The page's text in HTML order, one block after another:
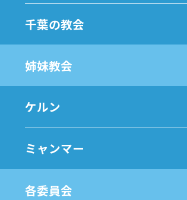
千葉の教会
姉妹教会
ケルン
ミャンマー
各委員会